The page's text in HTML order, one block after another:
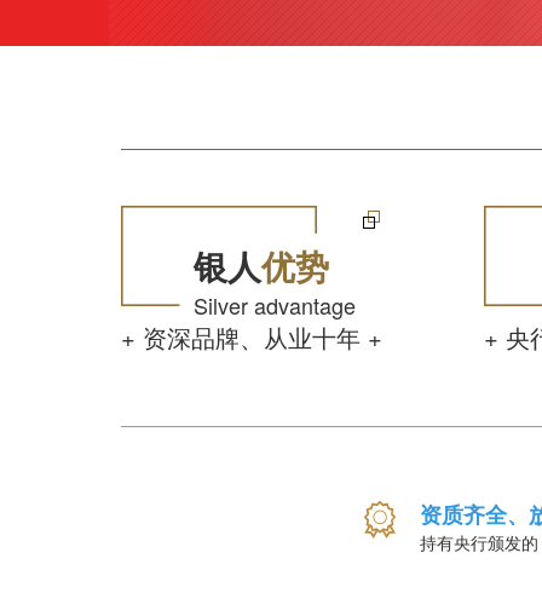
银人优势
Silver advantage
+ 资深品牌、从业十年 + + 央
资质齐全、
持有央行颁发